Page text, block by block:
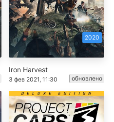
2020
Iron Harvest
3 фев 2021, 11:30 обновлено